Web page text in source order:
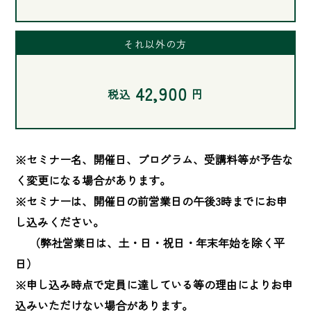
それ以外の方
税込 42,900 円
※セミナー名、開催日、プログラム、受講料等が予告な
く変更になる場合があります。
※セミナーは、開催日の前営業日の午後3時までにお申
し込みください。
（弊社営業日は、土・日・祝日・年末年始を除く平
日）
※申し込み時点で定員に達している等の理由によりお申
込みいただけない場合があります。